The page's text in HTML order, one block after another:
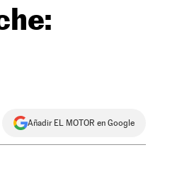
Añadir EL MOTOR en Google